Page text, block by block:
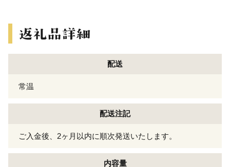
配送
常温
配送注記
ご入金後、2ヶ月以内に順次発送いたします。
内容量